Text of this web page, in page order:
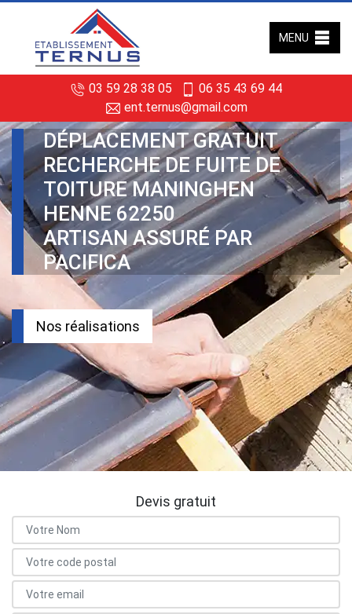
03 59 28 38 05
06 35 43 69 44
ent.ternus@gmail.com
MENU
DÉPLACEMENT GRATUIT
RECHERCHE DE FUITE DE
TOITURE MANINGHEN
HENNE 62250
ARTISAN ASSURÉ PAR
PACIFICA
Nos réalisations
Devis gratuit